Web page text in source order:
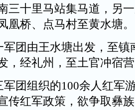
三十里马站集马道，另
凰桥、点马村至黄水塘。
团由王水塘出发，至镇
，经礼州，至土官冲宿
团组织的100余人红军
传红军政策，欲争取彝